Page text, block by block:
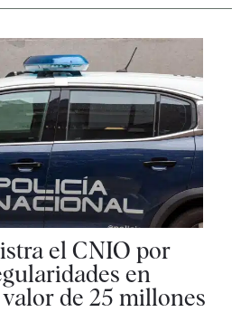
el CNIO por
en
de 25 millones